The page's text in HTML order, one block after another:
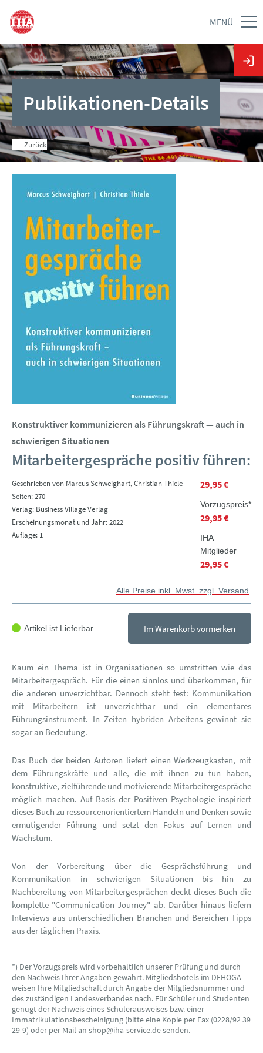
MENÜ
Publikationen-Details
Zurück
Konstruktiver kommunizieren als Führungskraft — auch in
schwierigen Situationen
Mitarbeitergespräche positiv führen:
Geschrieben von Marcus Schweighart, Christian Thiele
Seiten: 270
Verlag: Business Village Verlag
Erscheinungsmonat und Jahr: 2022
Auflage: 1
29,95 €
Vorzugspreis*
29,95 €
IHA
Mitglieder
29,95 €
Alle Preise inkl. Mwst. zzgl. Versand
Artikel ist Lieferbar Im Warenkorb vormerken
Kaum ein Thema ist in Organisationen so umstritten wie das
Mitarbeitergespräch. Für die einen sinnlos und überkommen, für
die anderen unverzichtbar. Dennoch steht fest: Kommunikation
mit Mitarbeitern ist unverzichtbar und ein elementares
Führungsinstrument. In Zeiten hybriden Arbeitens gewinnt sie
sogar an Bedeutung.
Das Buch der beiden Autoren liefert einen Werkzeugkasten, mit
dem Führungskräfte und alle, die mit ihnen zu tun haben,
konstruktive, zielführende und motivierende Mitarbeitergespräche
möglich machen. Auf Basis der Positiven Psychologie inspiriert
dieses Buch zu ressourcenorientiertem Handeln und Denken sowie
ermutigender Führung und setzt den Fokus auf Lernen und
Wachstum.
Von der Vorbereitung über die Gesprächsführung und
Kommunikation in schwierigen Situationen bis hin zu
Nachbereitung von Mitarbeitergesprächen deckt dieses Buch die
komplette "Communication Journey" ab. Darüber hinaus liefern
Interviews aus unterschiedlichen Branchen und Bereichen Tipps
aus der täglichen Praxis.
*) Der Vorzugspreis wird vorbehaltlich unserer Prüfung und durch
den Nachweis Ihrer Angaben gewährt. Mitgliedshotels im DEHOGA
weisen Ihre Mitgliedschaft durch Angabe der Mitgliedsnummer und
des zuständigen Landesverbandes nach. Für Schüler und Studenten
genügt der Nachweis eines Schülerausweises bzw. einer
Immatrikulationsbescheinigung (bitte eine Kopie per Fax (0228/92 39
29-9) oder per Mail an shop@iha-service.de senden.